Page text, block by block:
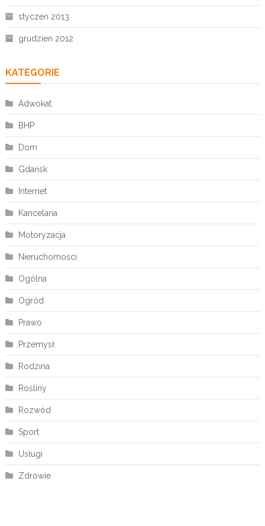
styczeń 2013
grudzień 2012
KATEGORIE
Adwokat
BHP
Dom
Gdańsk
Internet
Kancelaria
Motoryzacja
Nieruchomości
Ogólna
Ogród
Prawo
Przemysł
Rodzina
Rośliny
Rozwód
Sport
Usługi
Zdrowie